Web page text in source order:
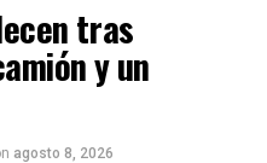
tras
y un
agosto 8, 2026